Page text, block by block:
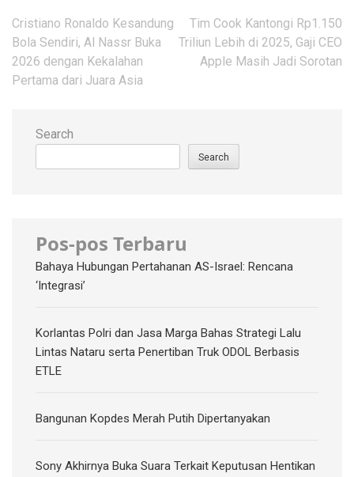
Post
navigation
Cristiano Ronaldo Kesandung
Bola Sendiri, Al Nassr Buka
2026 dengan Kekalahan
Pertama dari Juara Asia
Tim Cook Kantongi Rp1.150
Triliun Lebih di 2025, Gaji CEO
Apple Masih Jadi Sorotan
Search
Search
Pos-pos Terbaru
Bahaya Hubungan Pertahanan AS-Israel: Rencana
‘Integrasi’
Korlantas Polri dan Jasa Marga Bahas Strategi Lalu
Lintas Nataru serta Penertiban Truk ODOL Berbasis
ETLE
Bangunan Kopdes Merah Putih Dipertanyakan
Sony Akhirnya Buka Suara Terkait Keputusan Hentikan